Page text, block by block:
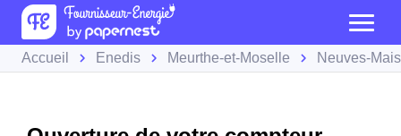
Accueil Enedis Meurthe-et-Moselle Neuves-